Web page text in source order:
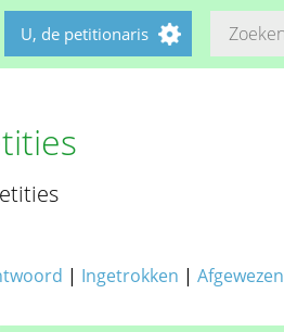
U, de petitionaris
| Ingetrokken | Afgewezen